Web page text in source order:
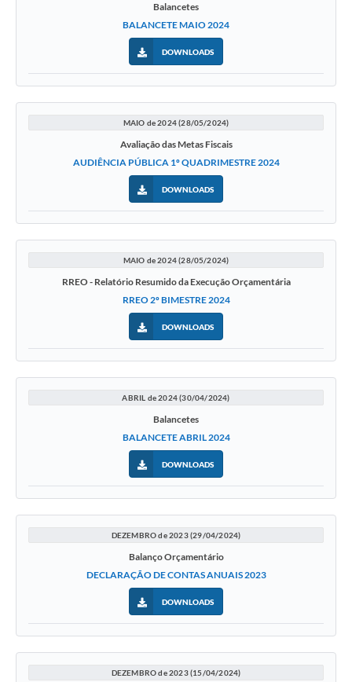
Balancetes
BALANCETE MAIO 2024
DOWNLOADS
MAIO de 2024 (28/05/2024)
Avaliação das Metas Fiscais
AUDIÊNCIA PÚBLICA 1º QUADRIMESTRE 2024
DOWNLOADS
MAIO de 2024 (28/05/2024)
RREO - Relatório Resumido da Execução Orçamentária
RREO 2º BIMESTRE 2024
DOWNLOADS
ABRIL de 2024 (30/04/2024)
Balancetes
BALANCETE ABRIL 2024
DOWNLOADS
DEZEMBRO de 2023 (29/04/2024)
Balanço Orçamentário
DECLARAÇÃO DE CONTAS ANUAIS 2023
DOWNLOADS
DEZEMBRO de 2023 (15/04/2024)